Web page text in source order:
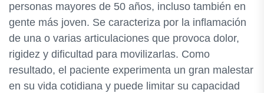
personas mayores de 50 años, incluso también en
gente más joven. Se caracteriza por la inflamación
de una o varias articulaciones que provoca dolor,
rigidez y dificultad para movilizarlas. Como
resultado, el paciente experimenta un gran malestar
en su vida cotidiana y puede limitar su capacidad